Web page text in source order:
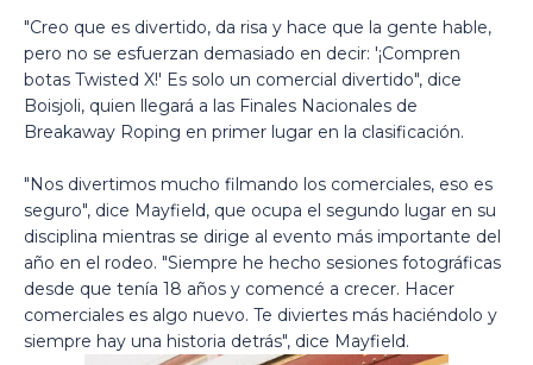
"Creo que es divertido, da risa y hace que la gente hable,
pero no se esfuerzan demasiado en decir: '¡Compren
botas Twisted X!' Es solo un comercial divertido", dice
Boisjoli, quien llegará a las Finales Nacionales de
Breakaway Roping en primer lugar en la clasificación.
"Nos divertimos mucho filmando los comerciales, eso es
seguro", dice Mayfield, que ocupa el segundo lugar en su
disciplina mientras se dirige al evento más importante del
año en el rodeo. "Siempre he hecho sesiones fotográficas
desde que tenía 18 años y comencé a crecer. Hacer
comerciales es algo nuevo. Te diviertes más haciéndolo y
siempre hay una historia detrás", dice Mayfield.